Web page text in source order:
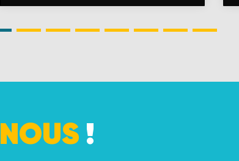
NOUS !